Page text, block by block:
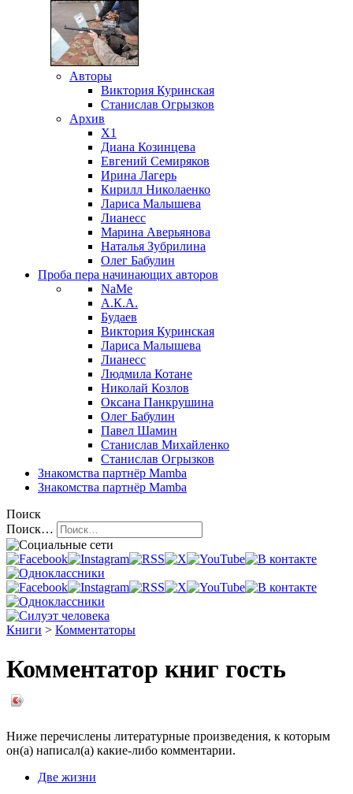
Авторы
Виктория Куринская
Станислав Огрызков
Архив
X1
Диана Козинцева
Евгений Семиряков
Ирина Лагерь
Кирилл Николаенко
Лариса Малышева
Лианесс
Марина Аверьянова
Наталья Зубрилина
Олег Бабулин
Проба пера начинающих авторов
NaMe
А.К.А.
Будаев
Виктория Куринская
Лариса Малышева
Лианесс
Людмила Котане
Николай Козлов
Оксана Панкрушина
Олег Бабулин
Павел Шамин
Станислав Михайленко
Станислав Огрызков
Знакомства партнёр Mamba
Знакомства партнёр Mamba
Поиск
Поиск…
Книги > Комментаторы
Комментатор книг гость
Ниже перечислены литературные произведения, к которым
он(а) написал(а) какие-либо комментарии.
Две жизни